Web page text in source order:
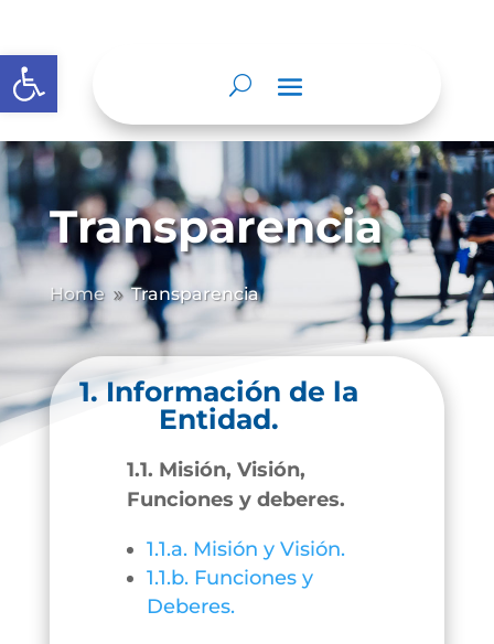
Abrir barra de herramientas
Transparencia
Home 9 Transparencia
1. Información de la
Entidad.
1.1. Misión, Visión,
Funciones y deberes.
1.1.a. Misión y Visión.
1.1.b. Funciones y
Deberes.